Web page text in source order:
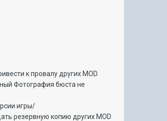
к провалу других MOD.
Фотография бюста не
игры/
резервную копию других MOD